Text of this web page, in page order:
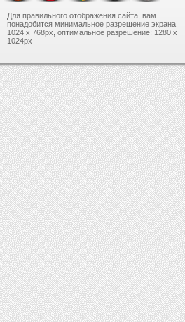
Для правильного отображения сайта, вам
понадобится минимальное разрешение экрана
1024 x 768px, оптимальное разрешение: 1280 x
1024px